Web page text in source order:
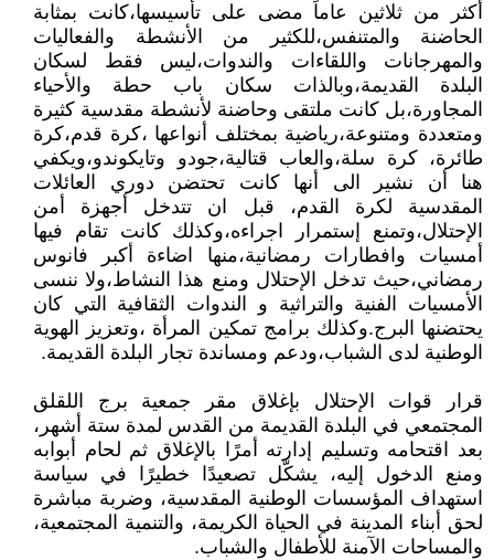
أكثر من ثلاثين عاماً مضى على تأسيسها،كانت بمثابة
الحاضنة والمتنفس،للكثير من الأنشطة والفعاليات
والمهرجانات واللقاءات والندوات،ليس فقط لسكان
البلدة القديمة،وبالذات سكان باب حطة والأحياء
المجاورة،بل كانت ملتقى وحاضنة لأنشطة مقدسية كثيرة
ومتعددة ومتنوعة،رياضية بمختلف أنواعها ،كرة قدم،كرة
طائرة، كرة سلة،والعاب قتالية،جودو وتايكوندو،ويكفي
هنا أن نشير الى أنها كانت تحتضن دوري العائلات
المقدسية لكرة القدم، قبل ان تتدخل أجهزة أمن
الإحتلال،وتمنع إستمرار اجراءه،وكذلك كانت تقام فيها
أمسيات وافطارات رمضانية،منها اضاءة أكبر فانوس
رمضاني،حيث تدخل الإحتلال ومنع هذا النشاط،ولا ننسى
الأمسيات الفنية والتراثية و الندوات الثقافية التي كان
يحتضنها البرج.وكذلك برامج تمكين المرأة ،وتعزيز الهوية
الوطنية لدى الشباب،ودعم ومساندة تجار البلدة القديمة.
قرار قوات الإحتلال بإغلاق مقر جمعية برج اللقلق
المجتمعي في البلدة القديمة من القدس لمدة ستة أشهر،
بعد اقتحامه وتسليم إدارته أمرًا بالإغلاق ثم لحام أبوابه
ومنع الدخول إليه، يشكّل تصعيدًا خطيرًا في سياسة
استهداف المؤسسات الوطنية المقدسية، وضربة مباشرة
لحق أبناء المدينة في الحياة الكريمة، والتنمية المجتمعية،
والمساحات الآمنة للأطفال والشباب.